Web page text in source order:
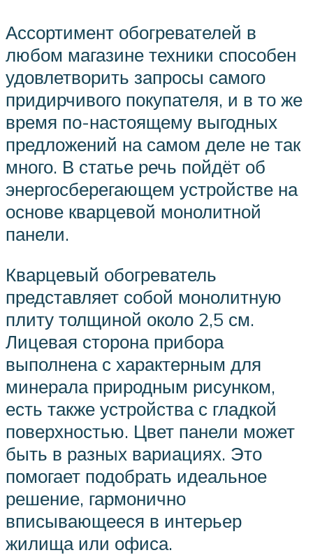
Ассортимент обогревателей в
любом магазине техники способен
удовлетворить запросы самого
придирчивого покупателя, и в то же
время по-настоящему выгодных
предложений на самом деле не так
много. В статье речь пойдёт об
энергосберегающем устройстве на
основе кварцевой монолитной
панели.
Кварцевый обогреватель
представляет собой монолитную
плиту толщиной около 2,5 см.
Лицевая сторона прибора
выполнена с характерным для
минерала природным рисунком,
есть также устройства с гладкой
поверхностью. Цвет панели может
быть в разных вариациях. Это
помогает подобрать идеальное
решение, гармонично
вписывающееся в интерьер
жилища или офиса.